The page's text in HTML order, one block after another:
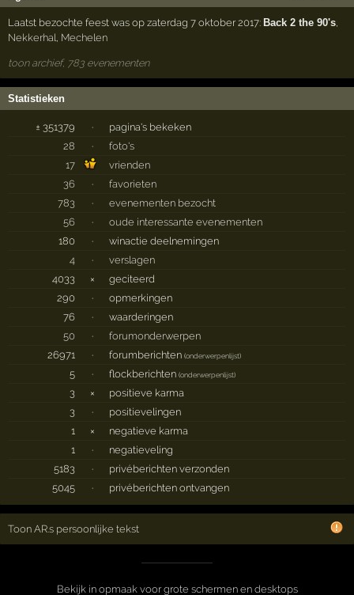
Laatst bezochte feest was op zaterdag 7 oktober 2017: Back 2 the 90's,
Nekkerhal, Mechelen
toon archief, 783 evenementen
Statistieken
± 351379 ·
pagina's bekeken
28
·
foto's
17
vrienden
36
·
favorieten
783
·
evenementen bezocht
56
·
oude interessante evenementen
180
·
winactie deelnemingen
4
·
verslagen
4033
×
geciteerd
290
·
opmerkingen
76
·
waarderingen
50
·
forumonderwerpen
26971
· forumberichten(onderwerpenlijst)
5 · flockberichten(onderwerpenlijst)
3 ×
positieve karma
3
·
positievelingen
1
×
negatieve karma
1
·
negatieveling
5183
·
privéberichten verzonden
5045
· privéberichten ontvangen
Toon AR.s persoonlijke tekst
Bekijk in opmaak voor grote schermen en desktops